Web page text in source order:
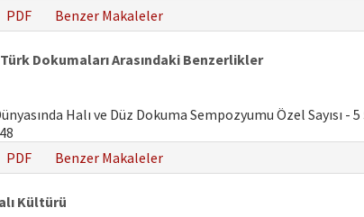
PDF Benzer Makaleler
Dokumaları Arasındaki Benzerlikler
Halı ve Düz Dokuma Sempozyumu Özel Sayısı - 5
PDF Benzer Makaleler
Kültürü